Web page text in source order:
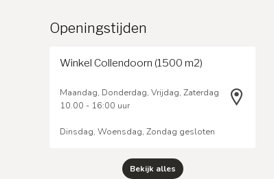
Openingstijden
Winkel Collendoorn (1500 m2)
Maandag, Donderdag, Vrijdag, Zaterdag
10.00 - 16:00 uur
Dinsdag, Woensdag, Zondag gesloten
Bekijk alles